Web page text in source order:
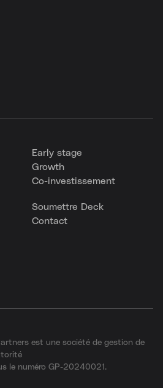
Early stage
Growth
Co-investissement
Soumettre Deck
Contact
est une société de gestion de
le numéro GP-20240021.